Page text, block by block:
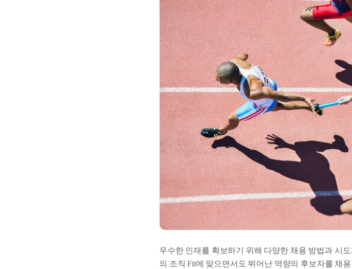
우수한 인재를 확보하기 위해 다양한 채용 방법과 시
의 조직 Fit에 맞으면서도 뛰어난 역량의 후보자를 채